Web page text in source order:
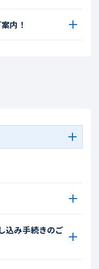
内！
込み手続きのご